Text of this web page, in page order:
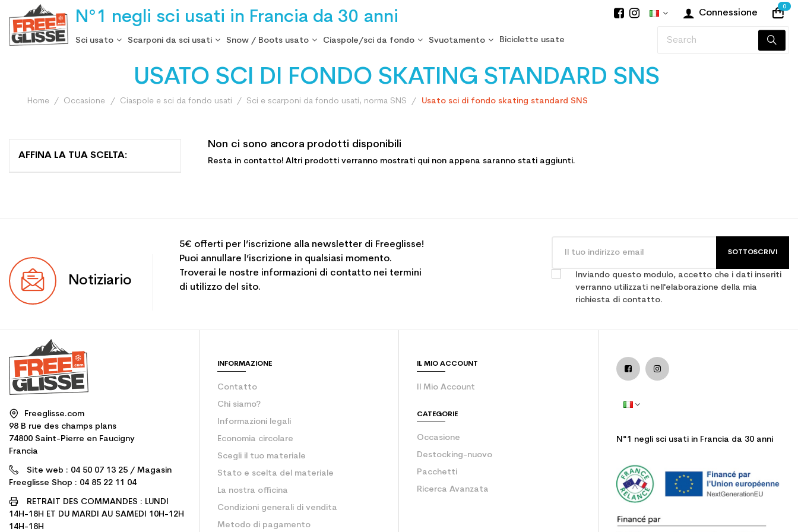
N°1 negli sci usati in Francia da 30 anni Connessione
0
Sci usato Scarponi da sci usati Snow / Boots usato Ciaspole/sci da fondo Svuotamento Biciclette usate
USATO SCI DI FONDO SKATING STANDARD SNS
Home Occasione Ciaspole e sci da fondo usati Sci e scarponi da fondo usati, norma SNS Usato sci di fondo skating standard SNS
AFFINA LA TUA SCELTA:
Non ci sono ancora prodotti disponibili
Resta in contatto! Altri prodotti verranno mostrati qui non appena saranno stati aggiunti.
Notiziario
5€ offerti per l’iscrizione alla newsletter di Freeglisse!
Puoi annullare l’iscrizione in qualsiasi momento.
Troverai le nostre informazioni di contatto nei termini
di utilizzo del sito.
SOTTOSCRIVI
Inviando questo modulo, accetto che i dati inseriti
verranno utilizzati nell'elaborazione della mia
richiesta di contatto.
Freeglisse.com
98 B rue des champs plans
74800 Saint-Pierre en Faucigny
Francia
Site web : 04 50 07 13 25 / Magasin
Freeglisse Shop : 04 85 22 11 04
RETRAIT DES COMMANDES : LUNDI
14H-18H ET DU MARDI AU SAMEDI 10H-12H
14H-18H
INFORMAZIONE
Contatto
Chi siamo?
Informazioni legali
Economia circolare
Scegli il tuo materiale
Stato e scelta del materiale
La nostra officina
Condizioni generali di vendita
Metodo di pagamento
IL MIO ACCOUNT
Il Mio Account
CATEGORIE
Occasione
Destocking-nuovo
Pacchetti
Ricerca Avanzata
N°1 negli sci usati in Francia da 30 anni